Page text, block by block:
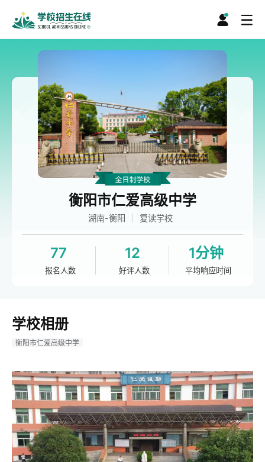
衡阳市仁爱高级中学
湖南-衡阳 复读学校
77
报名人数
12
好评人数
1分钟
平均响应时间
学校相册
衡阳市仁爱高级中学